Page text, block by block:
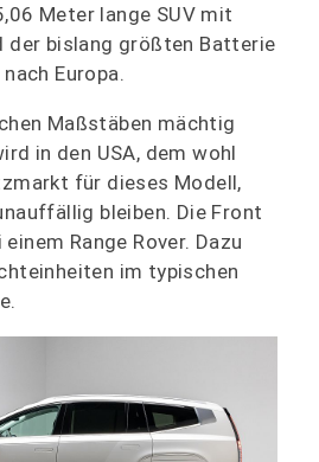
Meter lange SUV mit
der bislang größten Batterie
Europa.
Maßstäben mächtig
in den USA, dem wohl
für dieses Modell,
bleiben. Die Front
Range Rover. Dazu
im typischen